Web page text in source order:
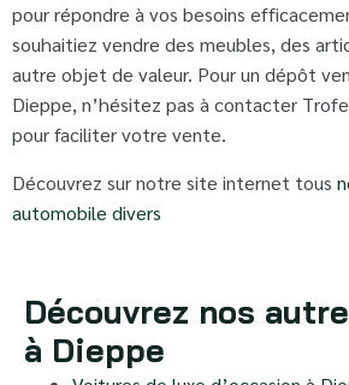
pour répondre à vos besoins
souhaitiez vendre des meubles, des
autre objet de valeur. Pour un dépôt
Dieppe, n’hésitez pas à contacter
pour faciliter votre vente.
Découvrez sur notre site internet tous
automobile divers
Découvrez nos
à Dieppe